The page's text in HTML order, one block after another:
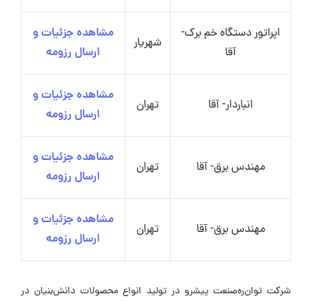
اپراتور دستگاه خم برک-
آقا
شهریار
مشاهده جزئیات و
ارسال رزومه
انباردار- آقا تهران
مشاهده جزئیات و
ارسال رزومه
مهندس برق- آقا تهران
مشاهده جزئیات و
ارسال رزومه
مهندس برق- آقا تهران
مشاهده جزئیات و
ارسال رزومه
شرکت توان‌ره‌صنعت پیشرو در تولید انواع محصولات دانش‌بنیان در